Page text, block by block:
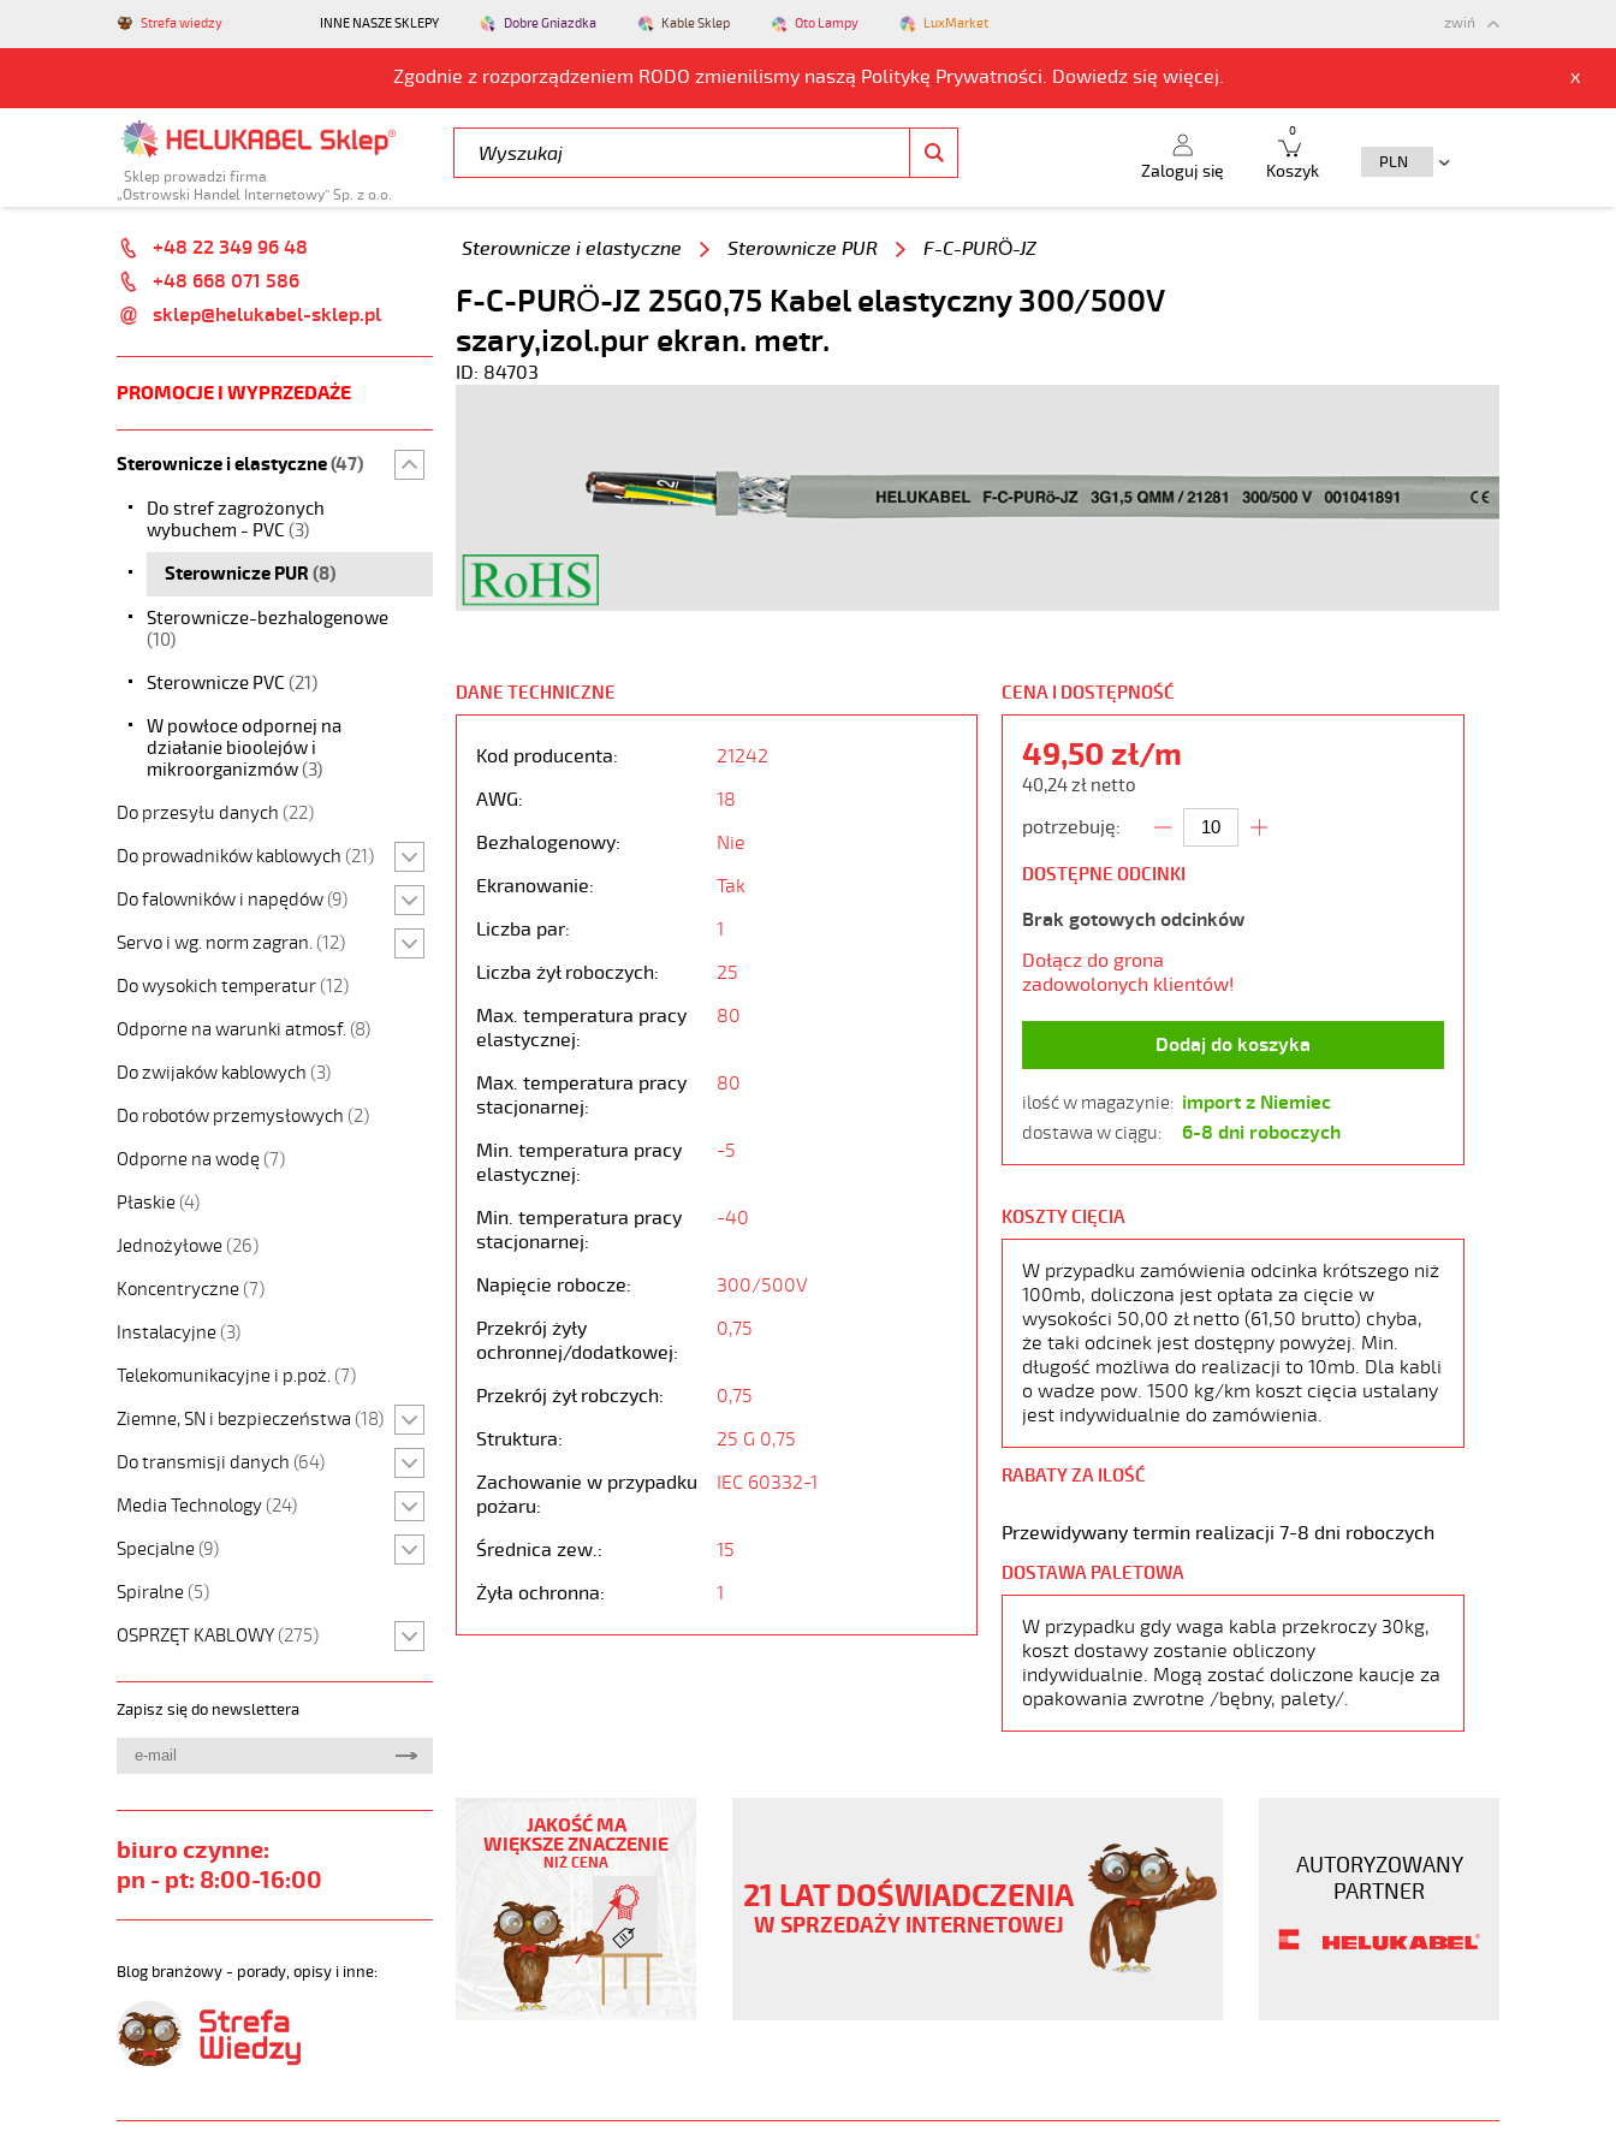
Strefa wiedzy INNE NASZE SKLEPY Dobre Gniazdka Kable Sklep Oto Lampy LuxMarket
Zgodnie z rozporządzeniem RODO zmienilismy naszą Politykę Prywatności. Dowiedz się więcej. x
zwiń
Sklep prowadzi firma
„Ostrowski Handel Internetowy” Sp. z o.o.
Zaloguj się Koszyk
0
+48 22 349 96 48
+48 668 071 586
sklep@helukabel-sklep.pl
PROMOCJE I WYPRZEDAŻE
Sterownicze i elastyczne(47)
Do stref zagrożonych
wybuchem - PVC (3)
Sterownicze PUR (8)
Sterownicze-bezhalogenowe
(10)
Sterownicze PVC (21)
W powłoce odpornej na
działanie bioolejów i
mikroorganizmów(3)
Do przesyłu danych (22)
Do prowadników kablowych (21)
Do falowników i napędów (9)
Servo i wg. norm zagran. (12)
Do wysokich temperatur (12)
Odporne na warunki atmosf. (8)
Do zwijaków kablowych (3)
Do robotów przemysłowych (2)
Odporne na wodę (7)
Płaskie (4)
Jednożyłowe (26)
Koncentryczne (7)
Instalacyjne (3)
Telekomunikacyjne i p.poż. (7)
Ziemne, SN i bezpieczeństwa (18)
Do transmisji danych (64)
Media Technology (24)
Specjalne (9)
Spiralne (5)
OSPRZĘT KABLOWY (275)
Zapisz się do newslettera
biuro czynne:
pn - pt: 8:00-16:00
Blog branżowy - porady, opisy i inne:
Sterownicze i elastyczne Sterownicze PUR F-C-PURÖ-JZ
F-C-PURÖ-JZ 25G0,75 Kabel elastyczny 300/500V
szary,izol.pur ekran. metr.
ID: 84703
DANE TECHNICZNE
Kod producenta:
21242
AWG:
18
Bezhalogenowy:
Nie
Ekranowanie:
Tak
Liczba par:
1
Liczba żył roboczych:
25
Max. temperatura pracy
elastycznej:
80
Max. temperatura pracy
stacjonarnej:
80
Min. temperatura pracy
elastycznej:
-5
Min. temperatura pracy
stacjonarnej:
-40
Napięcie robocze:
300/500V
Przekrój żyły
ochronnej/dodatkowej:
0,75
Przekrój żył robczych:
0,75
Struktura:
25 G 0,75
Zachowanie w przypadku
pożaru:
IEC 60332-1
Średnica zew.:
15
Żyła ochronna:
1
CENA I DOSTĘPNOŚĆ
49,50 zł/m
40,24 zł netto
potrzebuję:
DOSTĘPNE ODCINKI
Brak gotowych odcinków
Dołącz do grona
zadowolonych klientów!
Dodaj do koszyka
ilość w magazynie: import z Niemiec
dostawa w ciągu: 6-8 dni roboczych
KOSZTY CIĘCIA
W przypadku zamówienia odcinka krótszego niż
100mb, doliczona jest opłata za cięcie w
wysokości 50,00 zł netto (61,50 brutto) chyba,
że taki odcinek jest dostępny powyżej. Min.
długość możliwa do realizacji to 10mb. Dla kabli
o wadze pow. 1500 kg/km koszt cięcia ustalany
jest indywidualnie do zamówienia.
RABATY ZA ILOŚĆ
Przewidywany termin realizacji 7-8 dni roboczych
DOSTAWA PALETOWA
W przypadku gdy waga kabla przekroczy 30kg,
koszt dostawy zostanie obliczony
indywidualnie. Mogą zostać doliczone kaucje za
opakowania zwrotne /bębny, palety/.
PURÖ-
Kabel
elastyczny
300/500V
szary,izol.pur
C-
JAKOŚĆ MA
WIĘKSZE ZNACZENIE
NIŻ CENA
21 LAT DOŚWIADCZENIA
W SPRZEDAŻY INTERNETOWEJ
AUTORYZOWANY
PARTNER